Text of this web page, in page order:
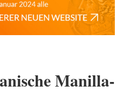
Manilla-